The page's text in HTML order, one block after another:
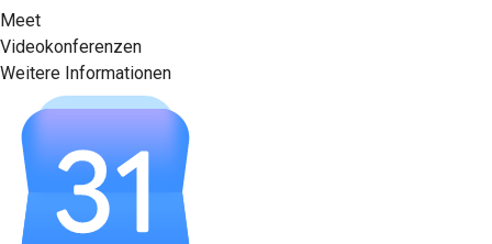
Meet
Videokonferenzen
Weitere Informationen